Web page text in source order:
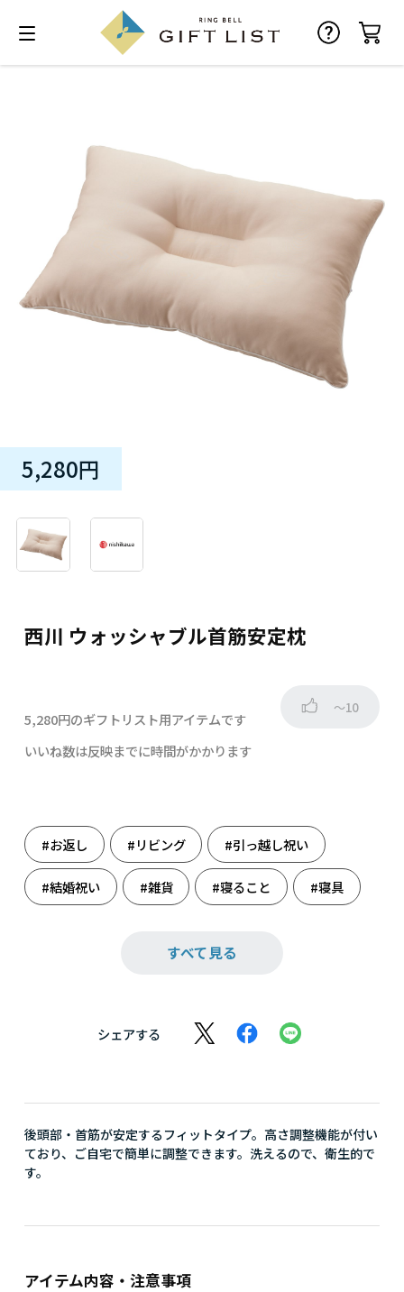
西川 ウォッシャブル首筋安定枕
5,280円
5,280円のギフトリスト用アイテムです
～10
いいね数は反映までに時間がかかります
#お返し #リビング #引っ越し祝い
#結婚祝い #雑貨 #寝ること #寝具
すべて見る
シェアする
後頭部・首筋が安定するフィットタイプ。高さ調整機能が付い
ており、ご自宅で簡単に調整できます。洗えるので、衛生的で
す。
アイテム内容・注意事項